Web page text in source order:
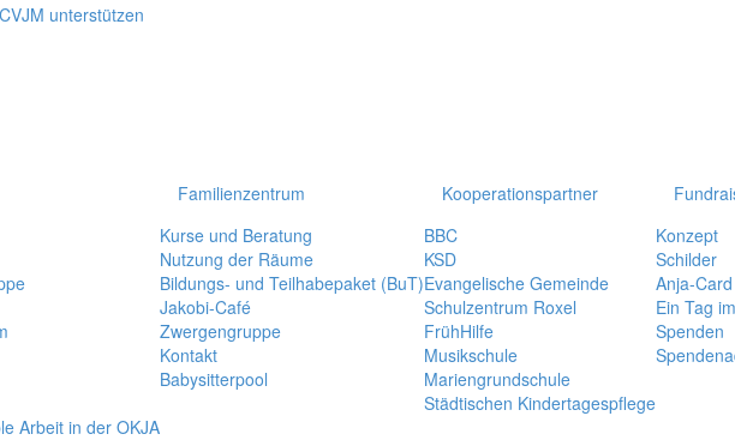
Arbeit in der OKJA
Familienzentrum
Kurse und Beratung
Nutzung der Räume
Bildungs- und Teilhabepaket (BuT)
Jakobi-Café
Zwergengruppe
Kontakt
Babysitterpool
Kooperationspartner
BBC
KSD
Evangelische Gemeinde
Schulzentrum Roxel
FrühHilfe
Musikschule
Mariengrundschule
Städtischen Kindertagespflege
Konzept
Schilder
Anja-Card
Ein Tag
Spenden